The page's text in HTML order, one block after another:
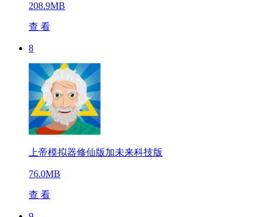
208.9MB
查 看
8
上帝模拟器修仙版加未来科技版
76.0MB
查 看